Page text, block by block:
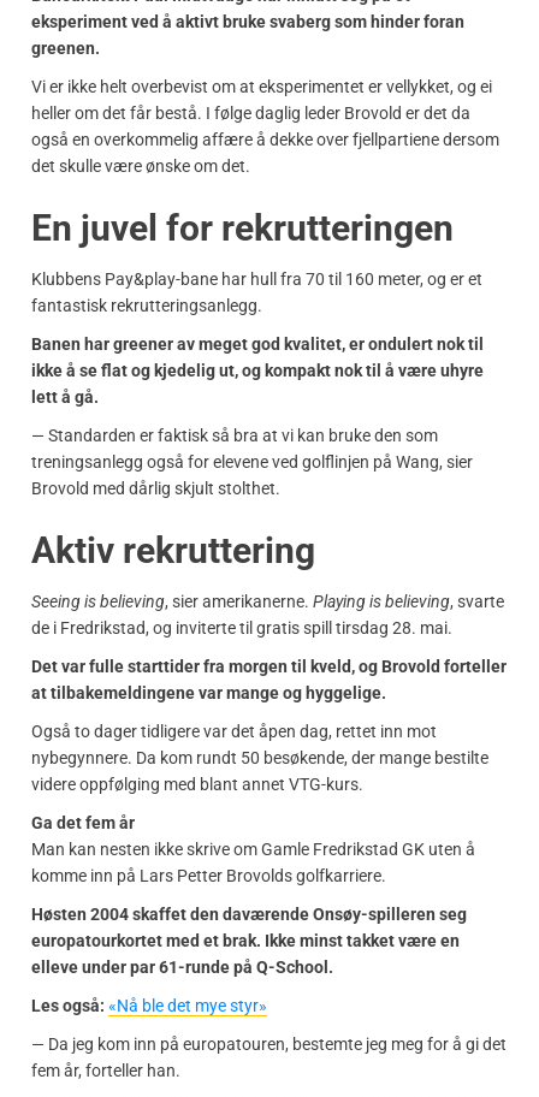
eksperiment ved å aktivt bruke svaberg som hinder foran
greenen.
Vi er ikke helt overbevist om at eksperimentet er vellykket, og ei
heller om det får bestå. I følge daglig leder Brovold er det da
også en overkommelig affære å dekke over fjellpartiene dersom
det skulle være ønske om det.
En juvel for rekrutteringen
Klubbens Pay&play-bane har hull fra 70 til 160 meter, og er et
fantastisk rekrutteringsanlegg.
Banen har greener av meget god kvalitet, er ondulert nok til
ikke å se flat og kjedelig ut, og kompakt nok til å være uhyre
lett å gå.
— Standarden er faktisk så bra at vi kan bruke den som
treningsanlegg også for elevene ved golflinjen på Wang, sier
Brovold med dårlig skjult stolthet.
Aktiv rekruttering
Seeing is believing, sier amerikanerne. Playing is believing, svarte
de i Fredrikstad, og inviterte til gratis spill tirsdag 28. mai.
Det var fulle starttider fra morgen til kveld, og Brovold forteller
at tilbakemeldingene var mange og hyggelige.
Også to dager tidligere var det åpen dag, rettet inn mot
nybegynnere. Da kom rundt 50 besøkende, der mange bestilte
videre oppfølging med blant annet VTG-kurs.
Ga det fem år
Man kan nesten ikke skrive om Gamle Fredrikstad GK uten å
komme inn på Lars Petter Brovolds golfkarriere.
Høsten 2004 skaffet den daværende Onsøy-spilleren seg
europatourkortet med et brak. Ikke minst takket være en
elleve under par 61-runde på Q-School.
Les også: «Nå ble det mye styr»
— Da jeg kom inn på europatouren, bestemte jeg meg for å gi det
fem år, forteller han.